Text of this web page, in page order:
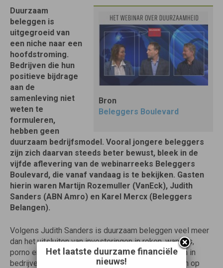
Bron
Beleggers Boulevard
Duurzaam
beleggen is
uitgegroeid van
een niche naar een
hoofdstroming.
Bedrijven die hun
positieve bijdrage
aan de
samenleving niet
weten te
formuleren,
hebben geen
duurzaam bedrijfsmodel. Vooral jongere beleggers
zijn zich daarvan steeds beter bewust, bleek in de
vijfde aflevering van de webinarreeks Beleggers
Boulevard, die vanaf vandaag is te bekijken. Gasten
hierin waren Martijn Rozemuller (VanEck), Judith
Sanders (ABN Amro) en Karel Mercx (Beleggers
Belangen).
Volgens Judith Sanders is duurzaam beleggen veel meer
dan het uitsluiten van investeringen in roken, wapens,
porno en gokken. “De volgende stap is te beleggen in
bedrijven die juist wél een positieve impact hebben op
Het laatste duurzame financiële
nieuws!